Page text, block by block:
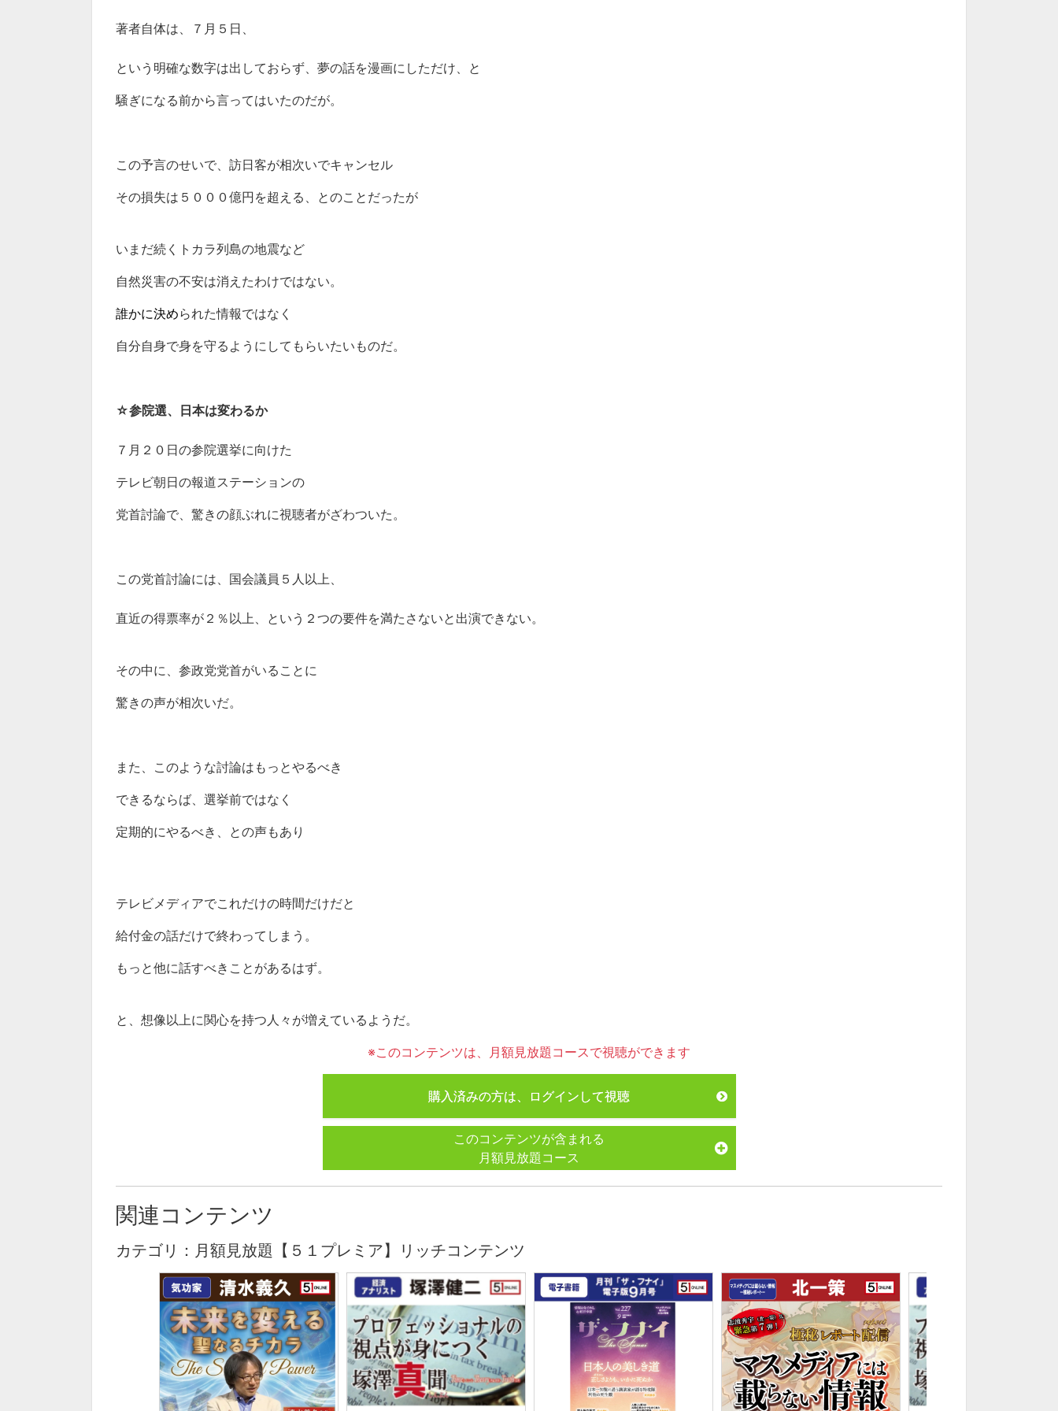
著者自体は、７月５日、
という明確な数字は出しておらず、夢の話を漫画にしただけ、と
騒ぎになる前から言ってはいたのだが。
この予言のせいで、訪日客が相次いでキャンセル
その損失は５０００億円を超える、とのことだったが
いまだ続くトカラ列島の地震など
自然災害の不安は消えたわけではない。
誰かに決められた情報ではなく
自分自身で身を守るようにしてもらいたいものだ。
☆参院選、日本は変わるか
７月２０日の参院選挙に向けた
テレビ朝日の報道ステーションの
党首討論で、驚きの顔ぶれに視聴者がざわついた。
この党首討論には、国会議員５人以上、
直近の得票率が２％以上、という２つの要件を満たさないと出演できない。
その中に、参政党党首がいることに
驚きの声が相次いだ。
また、このような討論はもっとやるべき
できるならば、選挙前ではなく
定期的にやるべき、との声もあり
テレビメディアでこれだけの時間だけだと
給付金の話だけで終わってしまう。
もっと他に話すべきことがあるはず。
と、想像以上に関心を持つ人々が増えているようだ。
※このコンテンツは、月額見放題コースで視聴ができます
購入済みの方は、ログインして視聴
このコンテンツが含まれる
月額見放題コース
関連コンテンツ
カテゴリ：月額見放題【５１プレミア】リッチコンテンツ